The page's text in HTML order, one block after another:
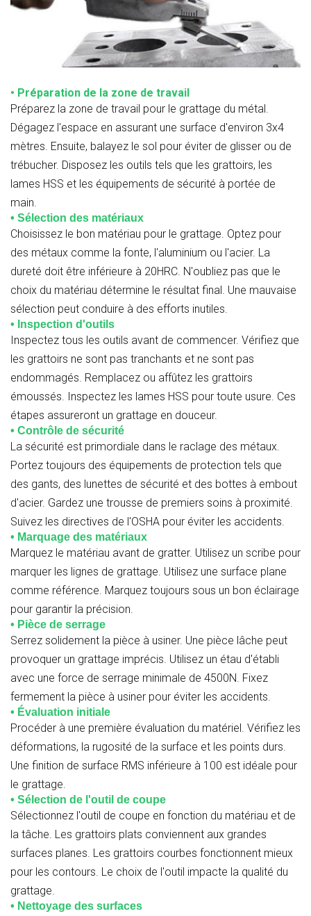
• Préparation de la zone de travail
Préparez la zone de travail pour le grattage du métal.
Dégagez l'espace en assurant une surface d'environ 3x4
mètres. Ensuite, balayez le sol pour éviter de glisser ou de
trébucher. Disposez les outils tels que les grattoirs, les
lames HSS et les équipements de sécurité à portée de
main.
• Sélection des matériaux
Choisissez le bon matériau pour le grattage. Optez pour
des métaux comme la fonte, l'aluminium ou l'acier. La
dureté doit être inférieure à 20HRC. N'oubliez pas que le
choix du matériau détermine le résultat final. Une mauvaise
sélection peut conduire à des efforts inutiles.
• Inspection d'outils
Inspectez tous les outils avant de commencer. Vérifiez que
les grattoirs ne sont pas tranchants et ne sont pas
endommagés. Remplacez ou affûtez les grattoirs
émoussés. Inspectez les lames HSS pour toute usure. Ces
étapes assureront un grattage en douceur.
• Contrôle de sécurité
La sécurité est primordiale dans le raclage des métaux.
Portez toujours des équipements de protection tels que
des gants, des lunettes de sécurité et des bottes à embout
d'acier. Gardez une trousse de premiers soins à proximité.
Suivez les directives de l'OSHA pour éviter les accidents.
• Marquage des matériaux
Marquez le matériau avant de gratter. Utilisez un scribe pour
marquer les lignes de grattage. Utilisez une surface plane
comme référence. Marquez toujours sous un bon éclairage
pour garantir la précision.
• Pièce de serrage
Serrez solidement la pièce à usiner. Une pièce lâche peut
provoquer un grattage imprécis. Utilisez un étau d'établi
avec une force de serrage minimale de 4500N. Fixez
fermement la pièce à usiner pour éviter les accidents.
• Évaluation initiale
Procéder à une première évaluation du matériel. Vérifiez les
déformations, la rugosité de la surface et les points durs.
Une finition de surface RMS inférieure à 100 est idéale pour
le grattage.
• Sélection de l'outil de coupe
Sélectionnez l'outil de coupe en fonction du matériau et de
la tâche. Les grattoirs plats conviennent aux grandes
surfaces planes. Les grattoirs courbes fonctionnent mieux
pour les contours. Le choix de l'outil impacte la qualité du
grattage.
• Nettoyage des surfaces